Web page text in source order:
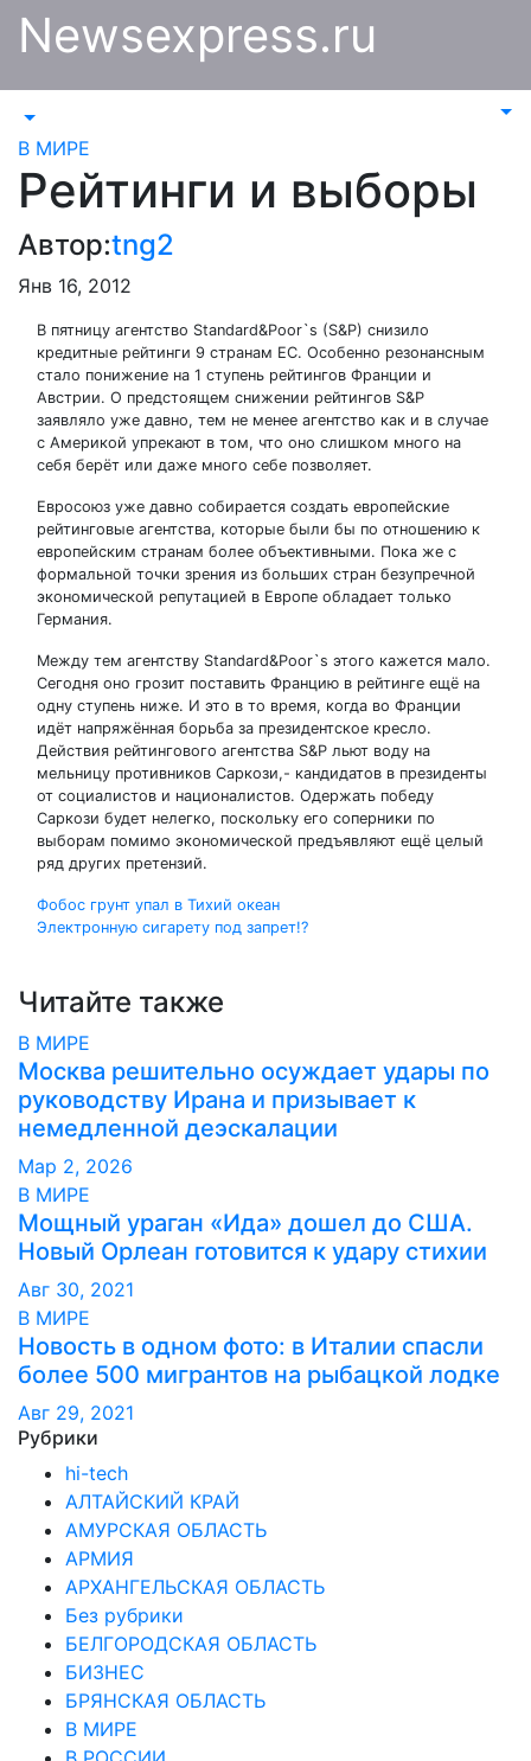
Перейти
Newsexpress.ru
В МИРЕ
Рейтинги и выборы
Автор:tng2
Янв 16, 2012
В пятницу агентство Standard&Poor`s (S&P) cнизило
кредитные рейтинги 9 странам ЕС. Особенно резонансным
стало понижение на 1 ступень рейтингов Франции и
Австрии. О предстоящем снижении рейтингов S&P
заявляло уже давно, тем не менее агентство как и в случае
с Америкой упрекают в том, что оно слишком много на
себя берёт или даже много себе позволяет.
Евросоюз уже давно собирается создать европейские
рейтинговые агентства, которые были бы по отношению к
европейским странам более объективными. Пока же с
формальной точки зрения из больших стран безупречной
экономической репутацией в Европе обладает только
Германия.
Между тем агентству Standard&Poor`s этого кажется мало.
Сегодня оно грозит поставить Францию в рейтинге ещё на
одну ступень ниже. И это в то время, когда во Франции
идёт напряжённая борьба за президентское кресло.
Действия рейтингового агентства S&P льют воду на
мельницу противников Саркози,- кандидатов в президенты
от социалистов и националистов. Одержать победу
Саркози будет нелегко, поскольку его соперники по
выборам помимо экономической предъявляют ещё целый
ряд других претензий.
Навигация
записям
Фобос грунт упал в Тихий океан
Электронную сигарету под запрет!?
Читайте также
В МИРЕ
Москва решительно осуждает удары по
руководству Ирана и призывает к
немедленной деэскалации
Мар 2, 2026
В МИРЕ
Мощный ураган «Ида» дошел до США.
Новый Орлеан готовится к удару стихии
Авг 30, 2021
В МИРЕ
Новость в одном фото: в Италии спасли
более 500 мигрантов на рыбацкой лодке
Авг 29, 2021
Рубрики
hi-tech
АЛТАЙСКИЙ КРАЙ
АМУРСКАЯ ОБЛАСТЬ
АРМИЯ
АРХАНГЕЛЬСКАЯ ОБЛАСТЬ
Без рубрики
БЕЛГОРОДСКАЯ ОБЛАСТЬ
БИЗНЕС
БРЯНСКАЯ ОБЛАСТЬ
В МИРЕ